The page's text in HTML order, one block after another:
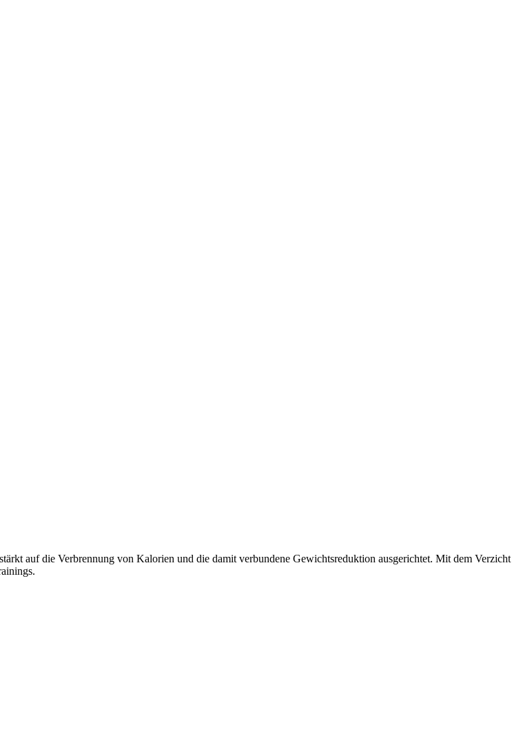
auf die Verbrennung von Kalorien und die damit verbundene Gewichtsreduktion ausgerichtet. Mit dem Verzicht